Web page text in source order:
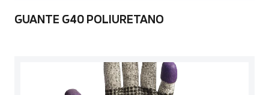
GUANTE G40 POLIURETANO